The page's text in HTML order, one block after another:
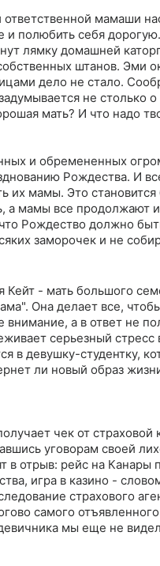
мамаши
и полюбить себя
лямку домашней
штанов. Эми
дело не стало.
не столько о
мать? И что надо
и обремененных
Рождества. И
их мамы. Это
а мамы все продолжают
Рождество должно
заморочек и не
Кейт - мать большого
Она делает все,
внимание, а в ответ не
серьезный
в девушку-студентку,
ли новый образ
чек от
уговорам своей
в отрыв: рейс на
игра в казино -
страхового
самого
мы еще не